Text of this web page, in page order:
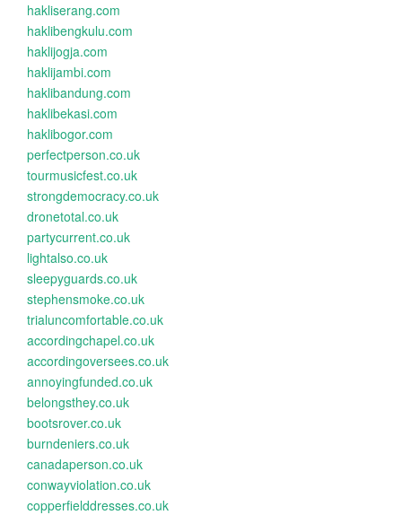
hakliserang.com
haklibengkulu.com
haklijogja.com
haklijambi.com
haklibandung.com
haklibekasi.com
haklibogor.com
perfectperson.co.uk
tourmusicfest.co.uk
strongdemocracy.co.uk
dronetotal.co.uk
partycurrent.co.uk
lightalso.co.uk
sleepyguards.co.uk
stephensmoke.co.uk
trialuncomfortable.co.uk
accordingchapel.co.uk
accordingoversees.co.uk
annoyingfunded.co.uk
belongsthey.co.uk
bootsrover.co.uk
burndeniers.co.uk
canadaperson.co.uk
conwayviolation.co.uk
copperfielddresses.co.uk